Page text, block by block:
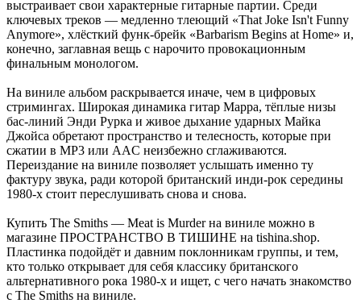
выстраивает свои характерные гитарные партии. Среди
ключевых треков — медленно тлеющий «That Joke Isn't Funny
Anymore», хлёсткий функ-брейк «Barbarism Begins at Home» и,
конечно, заглавная вещь с нарочито провокационным
финальным монологом.
На виниле альбом раскрывается иначе, чем в цифровых
стримингах. Широкая динамика гитар Марра, тёплые низы
бас-линий Энди Рурка и живое дыхание ударных Майка
Джойса обретают пространство и телесность, которые при
сжатии в MP3 или AAC неизбежно сглаживаются.
Переиздание на виниле позволяет услышать именно ту
фактуру звука, ради которой британский инди-рок середины
1980-х стоит переслушивать снова и снова.
Купить The Smiths — Meat is Murder на виниле можно в
магазине ПРОСТРАНСТВО В ТИШИНЕ на tishina.shop.
Пластинка подойдёт и давним поклонникам группы, и тем,
кто только открывает для себя классику британского
альтернативного рока 1980-х и ищет, с чего начать знакомство
с The Smiths на виниле.